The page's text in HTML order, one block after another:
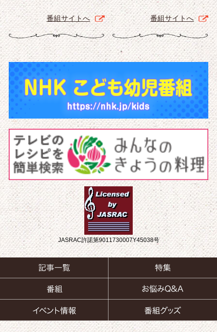
番組サイトへ 番組サイトへ
JASRAC許諾第9011730007Y45038号